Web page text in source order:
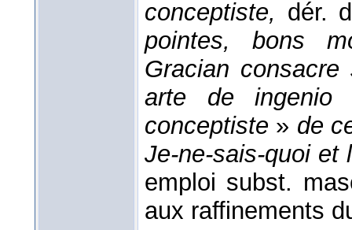
conceptiste, dér.
pointes, bons
Gracian
arte de ingenio
conceptiste » de
Je-ne-sais-quoi et
emploi subst.
aux raffinements